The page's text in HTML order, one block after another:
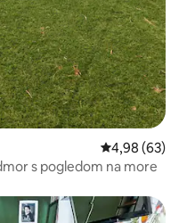
Prosječna
4,98 (63)
s pogledom na more